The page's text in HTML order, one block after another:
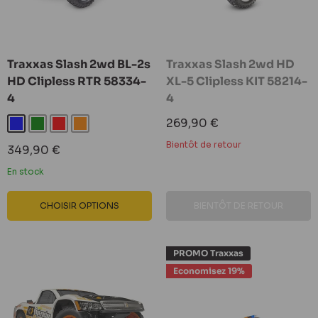
Traxxas Slash 2wd BL-2s
HD Clipless RTR 58334-
4
Prix
réduit
349,90 €
En stock
CHOISIR OPTIONS
Traxxas Slash 2wd HD
XL-5 Clipless KIT 58214-
4
Prix
réduit
269,90 €
Bientôt de retour
PROMO Traxxas
Economisez 19%